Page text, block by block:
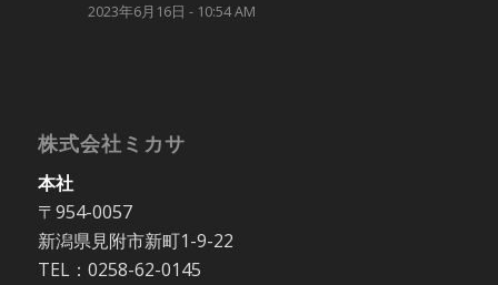
2023年6月16日 - 10:54 AM
株式会社ミカサ
本社
〒954-0057
新潟県見附市新町1-9-22
TEL：0258-62-0145